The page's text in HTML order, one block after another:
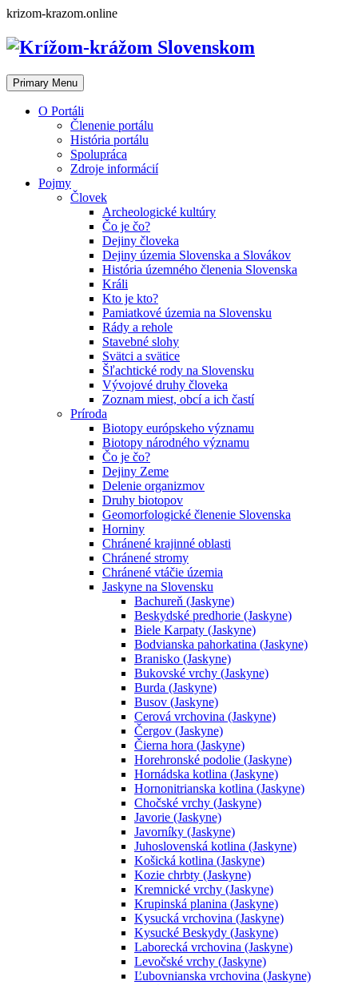
Skip
content
krizom-krazom.online
Primary Menu
O Portáli
Členenie portálu
História portálu
Spolupráca
Zdroje informácií
Pojmy
Človek
Archeologické kultúry
Čo je čo?
Dejiny človeka
Dejiny územia Slovenska a Slovákov
História územného členenia Slovenska
Králi
Kto je kto?
Pamiatkové územia na Slovensku
Rády a rehole
Stavebné slohy
Svätci a svätice
Šľachtické rody na Slovensku
Vývojové druhy človeka
Zoznam miest, obcí a ich častí
Príroda
Biotopy európskeho významu
Biotopy národného významu
Čo je čo?
Dejiny Zeme
Delenie organizmov
Druhy biotopov
Geomorfologické členenie Slovenska
Horniny
Chránené krajinné oblasti
Chránené stromy
Chránené vtáčie územia
Jaskyne na Slovensku
Bachureň (Jaskyne)
Beskydské predhorie (Jaskyne)
Biele Karpaty (Jaskyne)
Bodvianska pahorkatina (Jaskyne)
Branisko (Jaskyne)
Bukovské vrchy (Jaskyne)
Burda (Jaskyne)
Busov (Jaskyne)
Cerová vrchovina (Jaskyne)
Čergov (Jaskyne)
Čierna hora (Jaskyne)
Horehronské podolie (Jaskyne)
Hornádska kotlina (Jaskyne)
Hornonitrianska kotlina (Jaskyne)
Chočské vrchy (Jaskyne)
Javorie (Jaskyne)
Javorníky (Jaskyne)
Juhoslovenská kotlina (Jaskyne)
Košická kotlina (Jaskyne)
Kozie chrbty (Jaskyne)
Kremnické vrchy (Jaskyne)
Krupinská planina (Jaskyne)
Kysucká vrchovina (Jaskyne)
Kysucké Beskydy (Jaskyne)
Laborecká vrchovina (Jaskyne)
Levočské vrchy (Jaskyne)
Ľubovnianska vrchovina (Jaskyne)